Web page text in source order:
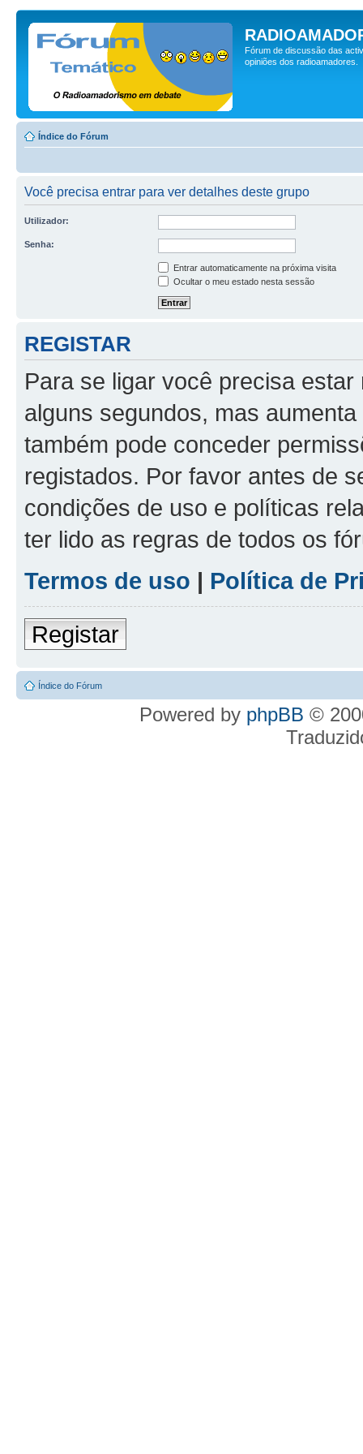
Fórum de discussão das
opiniões dos radioamadores.
Índice do Fórum
Você precisa entrar para ver detalhes deste grupo
Utilizador:
Senha:
Entrar automaticamente na próxima visita
Ocultar o meu estado nesta sessão
REGISTAR
Para se ligar você precisa
alguns segundos, mas
também pode conceder
registados. Por favor antes de
condições de uso e políticas
ter lido as regras de todos os
Termos de uso | Política de
Registar
Índice do Fórum
Powered by phpBB ©